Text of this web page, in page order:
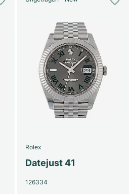
Rolex
Datejust 41
126334